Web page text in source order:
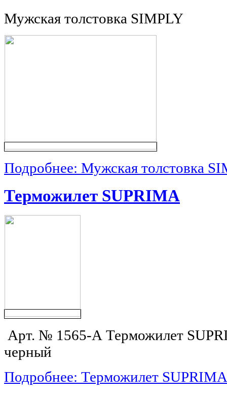
Мужская толстовка SIMPLY
Подробнее: Мужская толстовка
Терможилет SUPRIMA
Арт. № 1565-A Терможилет
черный
Подробнее: Терможилет SUPRIMA